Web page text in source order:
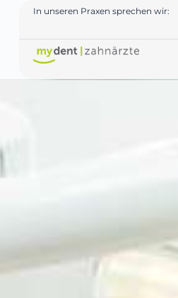
In unseren Praxen sprechen wir: